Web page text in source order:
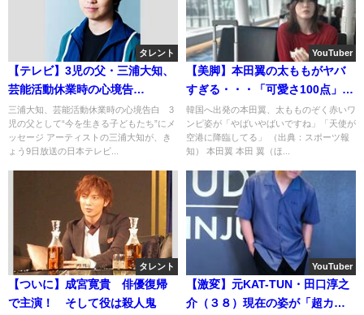
タレント
【テレビ】3児の父・三浦大知、
芸能活動休業時の心境告
白・・・
三浦大知、芸能活動休業時の心境告白 3
児の父として“今を生きる子どもたち”にメ
ッセージ アーティストの三浦大知が、き
ょう9日放送の日本テレビ...
YouTuber
【美脚】本田翼の太ももがヤバ
すぎる・・・「可愛さ100点」(*ﾟ
▽ﾟ*)
韓国へ出発の本田翼、太もものぞく赤いワ
ンピ姿が「やばいやばいですね」「天使が
空港に降臨してる」 （出典：スポーツ報
知） 本田翼 本田 翼（ほ...
タレント
【ついに】成宮寛貴 俳優復帰
で主演！ そして役は殺人鬼
YouTuber
【激変】元KAT-TUN・田口淳之
介（３８）現在の姿が「超カッ